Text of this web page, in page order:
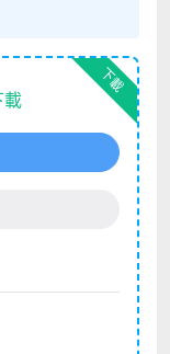
下載
載